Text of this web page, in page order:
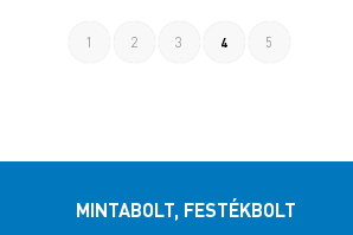
1 2 3 4 5
MINTABOLT, FESTÉKBOLT